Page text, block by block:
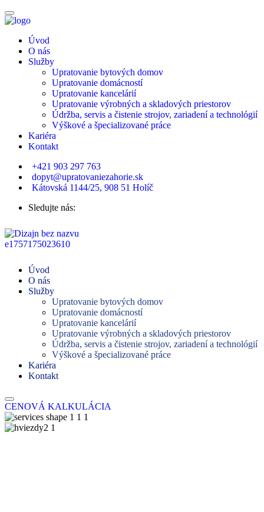
Úvod
O nás
Služby
Upratovanie bytových domov
Upratovanie domácností
Upratovanie kancelárií
Upratovanie výrobných a skladových priestorov
Údržba, servis a čistenie strojov, zariadení a technológií
Výškové a špecializované práce
Kariéra
Kontakt
+421 903 297 763
dopyt@upratovaniezahorie.sk
Kátovská 1144/25, 908 51 Holíč
Sledujte nás:
Úvod
O nás
Služby
Upratovanie bytových domov
Upratovanie domácností
Upratovanie kancelárií
Upratovanie výrobných a skladových priestorov
Údržba, servis a čistenie strojov, zariadení a technológií
Výškové a špecializované práce
Kariéra
Kontakt
CENOVÁ KALKULÁCIA